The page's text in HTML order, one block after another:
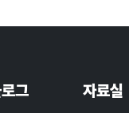
그 자료실